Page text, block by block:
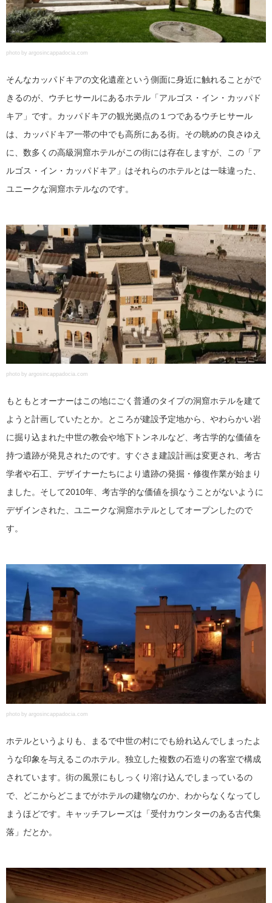
photo by argosincappadocia.com
そんなカッパドキアの文化遺産という側面に身近に触れることがで
きるのが、ウチヒサールにあるホテル「アルゴス・イン・カッパド
キア」です。カッパドキアの観光拠点の１つであるウチヒサール
は、カッパドキア一帯の中でも高所にある街。その眺めの良さゆえ
に、数多くの高級洞窟ホテルがこの街には存在しますが、この「ア
ルゴス・イン・カッパドキア」はそれらのホテルとは一味違った、
ユニークな洞窟ホテルなのです。
photo by argosincappadocia.com
もともとオーナーはこの地にごく普通のタイプの洞窟ホテルを建て
ようと計画していたとか。ところが建設予定地から、やわらかい岩
に掘り込まれた中世の教会や地下トンネルなど、考古学的な価値を
持つ遺跡が発見されたのです。すぐさま建設計画は変更され、考古
学者や石工、デザイナーたちにより遺跡の発掘・修復作業が始まり
ました。そして2010年、考古学的な価値を損なうことがないように
デザインされた、ユニークな洞窟ホテルとしてオープンしたので
す。
photo by argosincappadocia.com
ホテルというよりも、まるで中世の村にでも紛れ込んでしまったよ
うな印象を与えるこのホテル。独立した複数の石造りの客室で構成
されています。街の風景にもしっくり溶け込んでしまっているの
で、どこからどこまでがホテルの建物なのか、わからなくなってし
まうほどです。キャッチフレーズは「受付カウンターのある古代集
落」だとか。